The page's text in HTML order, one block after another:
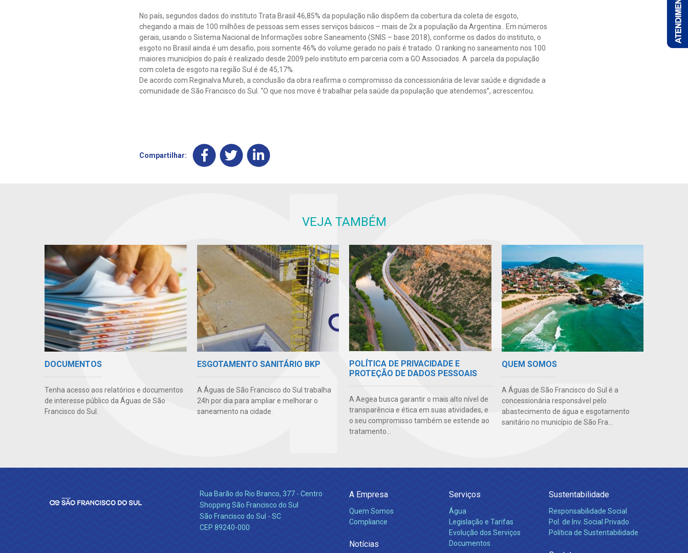
No país, segundos dados do instituto Trata Brasil 46,85% da população não dispõem da cobertura da coleta de esgoto,
chegando a mais de 100 milhões de pessoas sem esses serviços básicos – mais de 2x a população da Argentina.. Em números
gerais, usando o Sistema Nacional de Informações sobre Saneamento (SNIS – base 2018), conforme os dados do instituto, o
esgoto no Brasil ainda é um desafio, pois somente 46% do volume gerado no país é tratado. O ranking no saneamento nos 100
maiores municípios do país é realizado desde 2009 pelo instituto em parceria com a GO Associados. A parcela da população
com coleta de esgoto na região Sul é de 45,17%.
De acordo com Reginalva Mureb, a conclusão da obra reafirma o compromisso da concessionária de levar saúde e dignidade a
comunidade de São Francisco do Sul. “O que nos move é trabalhar pela saúde da população que atendemos”, acrescentou.
Compartilhar:
VEJA TAMBÉM
DOCUMENTOS
Tenha acesso aos relatórios e documentos
de interesse público da Águas de São
Francisco do Sul.
ESGOTAMENTO SANITÁRIO BKP
A Águas de São Francisco do Sul trabalha
24h por dia para ampliar e melhorar o
saneamento na cidade.
POLÍTICA DE PRIVACIDADE E
PROTEÇÃO DE DADOS PESSOAIS
A Aegea busca garantir o mais alto nível de
transparência e ética em suas atividades, e
o seu compromisso também se estende ao
tratamento...
QUEM SOMOS
A Águas de São Francisco do Sul é a
concessionária responsável pelo
abastecimento de água e esgotamento
sanitário no município de São Fra...
Rua Barão do Rio Branco, 377 - Centro
Shopping São Francisco do Sul
São Francisco do Sul - SC
CEP 89240-000
A Empresa
Quem Somos
Compliance
Notícias
Serviços
Água
Legislação e Tarifas
Evolução dos Serviços
Documentos
Sustentabilidade
Responsabilidade Social
Pol. de Inv. Social Privado
Política de Sustentabilidade